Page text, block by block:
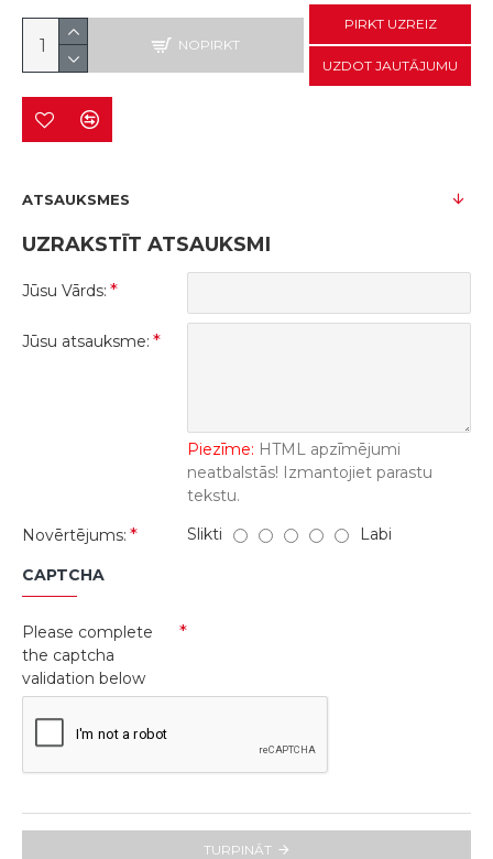
NOPIRKT
PIRKT UZREIZ
UZDOT JAUTĀJUMU
ATSAUKSMES
UZRAKSTĪT ATSAUKSMI
Jūsu Vārds:
Jūsu atsauksme:
Piezīme: HTML apzīmējumi
neatbalstās! Izmantojiet parastu
tekstu.
Novērtējums:
Slikti Labi
CAPTCHA
Please complete
the captcha
validation below
TURPINĀT